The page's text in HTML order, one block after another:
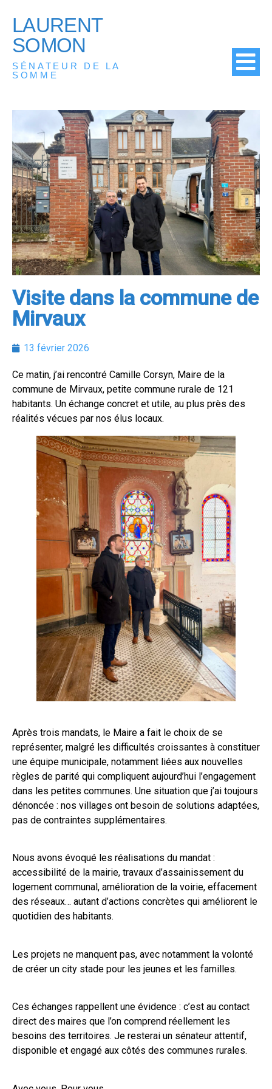
LAURENT
SOMON
SÉNATEUR DE LA
SOMME
Visite dans la commune de
Mirvaux
13 février 2026
Ce matin, j’ai rencontré Camille Corsyn, Maire de la
commune de Mirvaux, petite commune rurale de 121
habitants. Un échange concret et utile, au plus près des
réalités vécues par nos élus locaux.
Après trois mandats, le Maire a fait le choix de se
représenter, malgré les difficultés croissantes à constituer
une équipe municipale, notamment liées aux nouvelles
règles de parité qui compliquent aujourd’hui l’engagement
dans les petites communes. Une situation que j’ai toujours
dénoncée : nos villages ont besoin de solutions adaptées,
pas de contraintes supplémentaires.
Nous avons évoqué les réalisations du mandat :
accessibilité de la mairie, travaux d’assainissement du
logement communal, amélioration de la voirie, effacement
des réseaux… autant d’actions concrètes qui améliorent le
quotidien des habitants.
Les projets ne manquent pas, avec notamment la volonté
de créer un city stade pour les jeunes et les familles.
Ces échanges rappellent une évidence : c’est au contact
direct des maires que l’on comprend réellement les
besoins des territoires. Je resterai un sénateur attentif,
disponible et engagé aux côtés des communes rurales.